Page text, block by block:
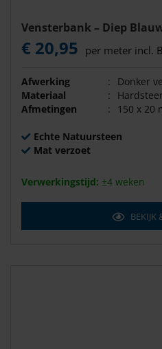
Vensterbank – Diep
€ 20,95 per meter incl.
Afwerking :
Donker
Materiaal
:
Afmetingen
: 150 x 20
Echte Natuursteen
Mat verzoet
Verwerkingstijd: ±4 weken
BEKIJK